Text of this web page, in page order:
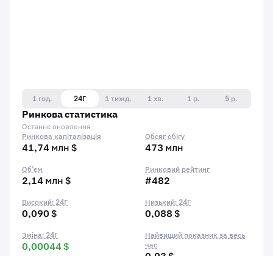
1 год. 24Г 1 тижд. 1 хв. 1 р.
5 р.
Ринкова статистика
Останнє оновлення
Ринкова капіталізація
41,74 млн $
Обсяг обігу
473 млн
Об’єм
2,14 млн $
Ринковий рейтинг
#482
Високий: 24Г
0,090 $
Низький: 24Г
0,088 $
Зміна: 24Г
0,00044 $
Найвищий показник за весь
час